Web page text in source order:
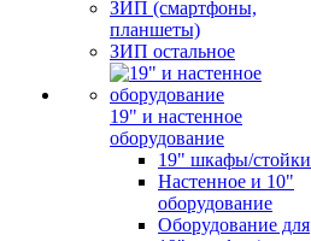
ЗИП (смартфоны,
планшеты)
ЗИП остальное
19" и настенное
оборудование
19" шкафы/стойки
Настенное и 10"
оборудование
Оборудование для